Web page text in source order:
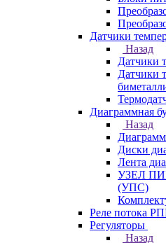
Датчики
Назад
Датчики
Датчики
Диаграммная
Назад
Диски
Лента
УЗЕЛ
(УПС)
Реле потока
Регуляторы
Назад